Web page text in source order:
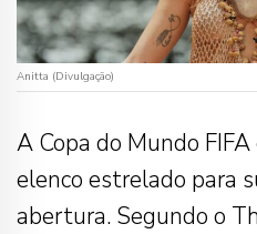
Anitta (Divulgação)
A Copa do Mundo
elenco estrelado para
abertura. Segundo o